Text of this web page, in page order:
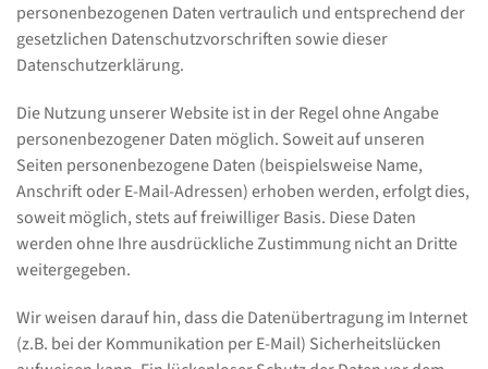
personenbezogenen Daten vertraulich und entsprechend der
gesetzlichen Datenschutzvorschriften sowie dieser
Datenschutzerklärung.
Die Nutzung unserer Website ist in der Regel ohne Angabe
personenbezogener Daten möglich. Soweit auf unseren
Seiten personenbezogene Daten (beispielsweise Name,
Anschrift oder E-Mail-Adressen) erhoben werden, erfolgt dies,
soweit möglich, stets auf freiwilliger Basis. Diese Daten
werden ohne Ihre ausdrückliche Zustimmung nicht an Dritte
weitergegeben.
Wir weisen darauf hin, dass die Datenübertragung im Internet
(z.B. bei der Kommunikation per E-Mail) Sicherheitslücken